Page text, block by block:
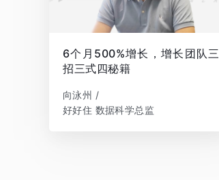
6个月500%增长，增长团队三
招三式四秘籍
向泳州 /
好好住 数据科学总监